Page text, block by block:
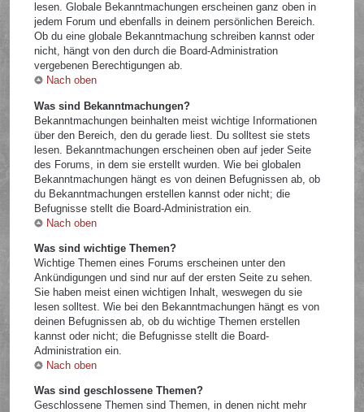
lesen. Globale Bekanntmachungen erscheinen ganz oben in
jedem Forum und ebenfalls in deinem persönlichen Bereich.
Ob du eine globale Bekanntmachung schreiben kannst oder
nicht, hängt von den durch die Board-Administration
vergebenen Berechtigungen ab.
Nach oben
Was sind Bekanntmachungen?
Bekanntmachungen beinhalten meist wichtige Informationen
über den Bereich, den du gerade liest. Du solltest sie stets
lesen. Bekanntmachungen erscheinen oben auf jeder Seite
des Forums, in dem sie erstellt wurden. Wie bei globalen
Bekanntmachungen hängt es von deinen Befugnissen ab, ob
du Bekanntmachungen erstellen kannst oder nicht; die
Befugnisse stellt die Board-Administration ein.
Nach oben
Was sind wichtige Themen?
Wichtige Themen eines Forums erscheinen unter den
Ankündigungen und sind nur auf der ersten Seite zu sehen.
Sie haben meist einen wichtigen Inhalt, weswegen du sie
lesen solltest. Wie bei den Bekanntmachungen hängt es von
deinen Befugnissen ab, ob du wichtige Themen erstellen
kannst oder nicht; die Befugnisse stellt die Board-
Administration ein.
Nach oben
Was sind geschlossene Themen?
Geschlossene Themen sind Themen, in denen nicht mehr